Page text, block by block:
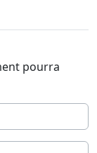
que
le long de la
à la
midi, nous
gâteaux et
déguster
confortable
et peintures
pourra